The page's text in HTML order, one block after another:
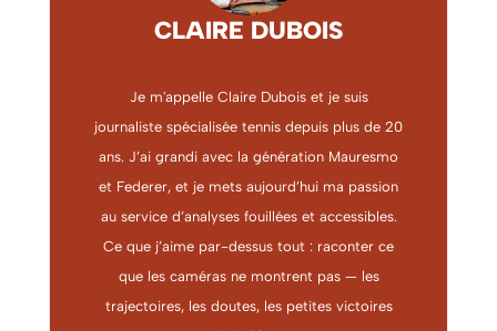
CLAIRE DUBOIS
Je m'appelle Claire Dubois et je suis
journaliste spécialisée tennis depuis plus de 20
ans. J’ai grandi avec la génération Mauresmo
et Federer, et je mets aujourd’hui ma passion
au service d’analyses fouillées et accessibles.
Ce que j’aime par-dessus tout : raconter ce
que les caméras ne montrent pas — les
trajectoires, les doutes, les petites victoires